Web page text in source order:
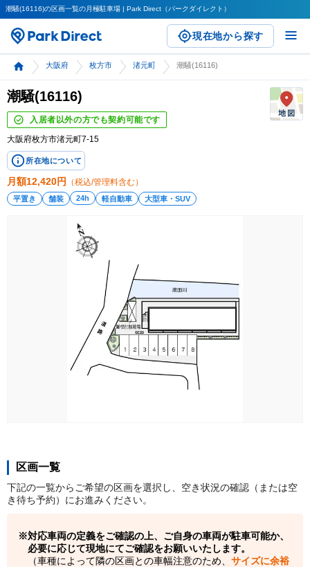
潮騒(16116)の区画一覧の月極駐車場 | Park Direct（パークダイレクト）
現在地から探す
大阪府 枚方市 渚元町 潮騒(16116)
潮騒(16116)
入居者以外の方でも契約可能です
大阪府枚方市渚元町7-15
所在地について
月額12,420円 （税込/管理料含む）
平置き 舗装 24h 軽自動車 大型車・SUV
区画一覧
下記の一覧からご希望の区画を選択し、空き状況の確認（または空
き待ち予約）にお進みください。
対応車両の定義をご確認の上、ご自身の車両が駐車可能か、
必要に応じて現地にてご確認をお願いいたします。
（車種によって隣の区画との車幅注意のため、 サイズに余裕